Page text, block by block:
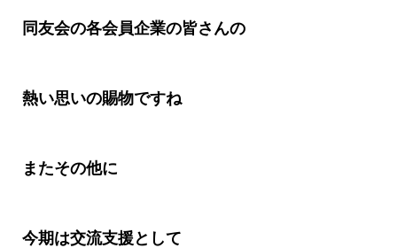
同友会の各会員企業の皆さんの
熱い思いの賜物ですね
またその他に
今期は交流支援として